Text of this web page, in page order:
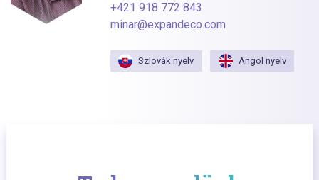
+421 918 772 843
minar@expandeco.com
Szlovák nyelv Angol nyelv